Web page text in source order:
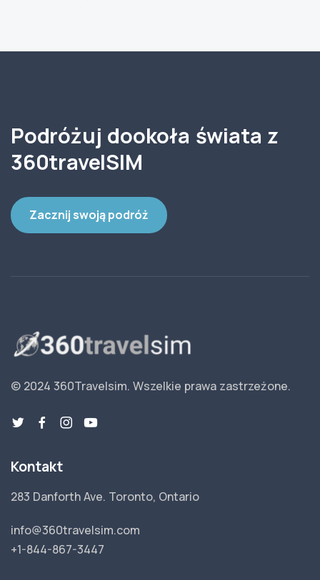
Podróżuj dookoła świata z
360travelSIM
Zacznij swoją podróż
© 2024 360Travelsim. Wszelkie prawa zastrzeżone.
Kontakt
283 Danforth Ave. Toronto, Ontario
info@360travelsim.com
+1-844-867-3447